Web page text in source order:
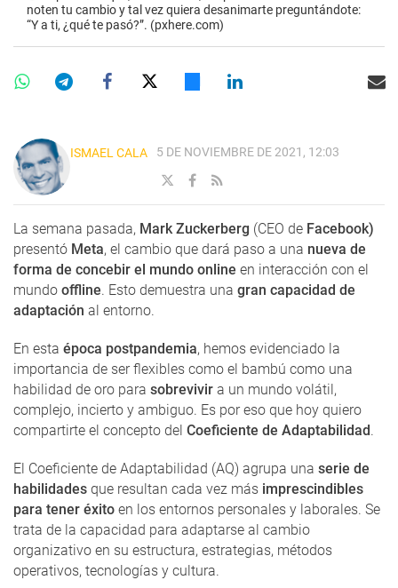
noten tu cambio y tal vez quiera desanimarte preguntándote:
“Y a ti, ¿qué te pasó?”. (pxhere.com)
ISMAEL CALA 5 DE NOVIEMBRE DE 2021, 12:03
La semana pasada, Mark Zuckerberg (CEO de Facebook)
presentó Meta, el cambio que dará paso a una nueva de
forma de concebir el mundo online en interacción con el
mundo offline. Esto demuestra una gran capacidad de
adaptación al entorno.
En esta época postpandemia, hemos evidenciado la
importancia de ser flexibles como el bambú como una
habilidad de oro para sobrevivir a un mundo volátil,
complejo, incierto y ambiguo. Es por eso que hoy quiero
compartirte el concepto del Coeficiente de Adaptabilidad.
El Coeficiente de Adaptabilidad (AQ) agrupa una serie de
habilidades que resultan cada vez más imprescindibles
para tener éxito en los entornos personales y laborales. Se
trata de la capacidad para adaptarse al cambio
organizativo en su estructura, estrategias, métodos
operativos, tecnologías y cultura.